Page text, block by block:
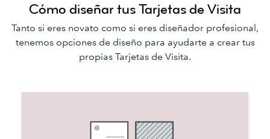
Cómo diseñar tus Tarjetas de Visita
Tanto si eres novato como si eres diseñador profesional,
tenemos opciones de diseño para ayudarte a crear tus
propias Tarjetas de Visita.